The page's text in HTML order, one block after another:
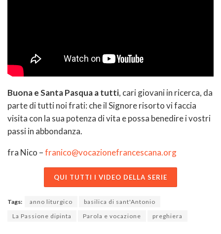
Buona e Santa Pasqua a tutti, cari giovani in ricerca, da
parte di tutti noi frati: che il Signore risorto vi faccia
visita con la sua potenza di vita e possa benedire i vostri
passi in abbondanza.
fra Nico –franico@vocazionefrancescana.org
QUI TUTTI I VIDEO DELLA SERIE
Tags: anno liturgico
basilica di sant'Antonio
La Passione dipinta
Parola e vocazione preghiera